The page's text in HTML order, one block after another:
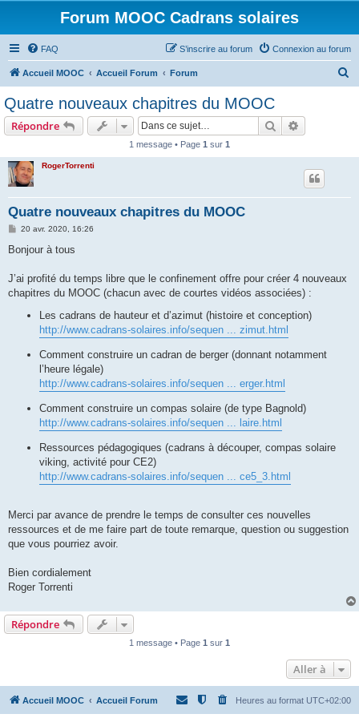
Forum MOOC Cadrans solaires
FAQ Connexion au forum
S’inscrire au forum
Accueil MOOC Accueil Forum Forum
Quatre nouveaux chapitres du MOOC
Répondre Rechercher
1 message • Page 1 sur 1
RogerTorrenti
Quatre nouveaux chapitres du MOOC
M
s
g
20 avr. 2020, 16:26
Bonjour à tous
J’ai profité du temps libre que le confinement offre pour créer 4 nouveaux
chapitres du MOOC (chacun avec de courtes vidéos associées) :
Les cadrans de hauteur et d’azimut (histoire et conception)
http://www.cadrans-solaires.info/sequen ... zimut.html
Comment construire un cadran de berger (donnant notamment
l’heure légale)
http://www.cadrans-solaires.info/sequen ... erger.html
Comment construire un compas solaire (de type Bagnold)
http://www.cadrans-solaires.info/sequen ... laire.html
Ressources pédagogiques (cadrans à découper, compas solaire
viking, activité pour CE2)
http://www.cadrans-solaires.info/sequen ... ce5_3.html
Merci par avance de prendre le temps de consulter ces nouvelles
ressources et de me faire part de toute remarque, question ou suggestion
que vous pourriez avoir.
Bien cordialement
Roger Torrenti
Répondre
1 message • Page 1 sur 1
Aller à
Accueil MOOC Accueil Forum Heures au format UTC+02:00